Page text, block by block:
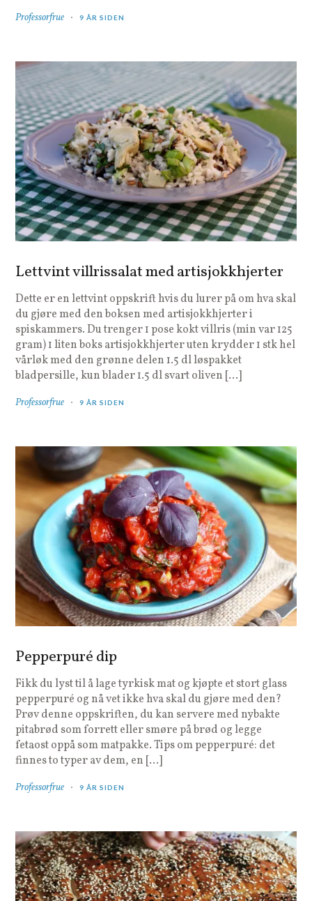
Professorfrue 9 ÅR SIDEN
Lettvint villrissalat med artisjokkhjerter
Dette er en lettvint oppskrift hvis du lurer på om hva skal
du gjøre med den boksen med artisjokkhjerter i
spiskammers. Du trenger 1 pose kokt villris (min var 125
gram) 1 liten boks artisjokkhjerter uten krydder 1 stk hel
vårløk med den grønne delen 1.5 dl løspakket
bladpersille, kun blader 1.5 dl svart oliven […]
Professorfrue 9 ÅR SIDEN
Pepperpuré dip
Fikk du lyst til å lage tyrkisk mat og kjøpte et stort glass
pepperpuré og nå vet ikke hva skal du gjøre med den?
Prøv denne oppskriften, du kan servere med nybakte
pitabrød som forrett eller smøre på brød og legge
fetaost oppå som matpakke. Tips om pepperpuré: det
finnes to typer av dem, en […]
Professorfrue 9 ÅR SIDEN